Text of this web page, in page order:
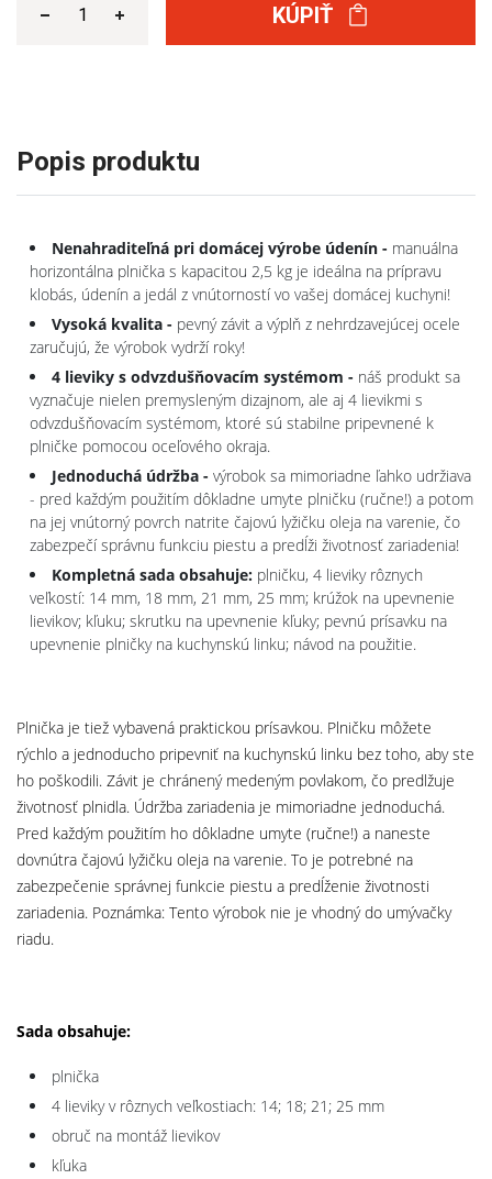
KÚPIŤ
Popis produktu
Nenahraditeľná pri domácej výrobe údenín - manuálna
horizontálna plnička s kapacitou 2,5 kg je ideálna na prípravu
klobás, údenín a jedál z vnútorností vo vašej domácej kuchyni!
Vysoká kvalita - pevný závit a výplň z nehrdzavejúcej ocele
zaručujú, že výrobok vydrží roky!
4 lieviky s odvzdušňovacím systémom - náš produkt sa
vyznačuje nielen premysleným dizajnom, ale aj 4 lievikmi s
odvzdušňovacím systémom, ktoré sú stabilne pripevnené k
plničke pomocou oceľového okraja.
Jednoduchá údržba - výrobok sa mimoriadne ľahko udržiava
- pred každým použitím dôkladne umyte plničku (ručne!) a potom
na jej vnútorný povrch natrite čajovú lyžičku oleja na varenie, čo
zabezpečí správnu funkciu piestu a predĺži životnosť zariadenia!
Kompletná sada obsahuje: plničku, 4 lieviky rôznych
veľkostí: 14 mm, 18 mm, 21 mm, 25 mm; krúžok na upevnenie
lievikov; kľuku; skrutku na upevnenie kľuky; pevnú prísavku na
upevnenie plničky na kuchynskú linku; návod na použitie.
Plnička je tiež vybavená praktickou prísavkou. Plničku môžete
rýchlo a jednoducho pripevniť na kuchynskú linku bez toho, aby ste
ho poškodili. Závit je chránený medeným povlakom, čo predlžuje
životnosť plnidla. Údržba zariadenia je mimoriadne jednoduchá.
Pred každým použitím ho dôkladne umyte (ručne!) a naneste
dovnútra čajovú lyžičku oleja na varenie. To je potrebné na
zabezpečenie správnej funkcie piestu a predĺženie životnosti
zariadenia. Poznámka: Tento výrobok nie je vhodný do umývačky
riadu.
Sada obsahuje:
plnička
4 lieviky v rôznych veľkostiach: 14; 18; 21; 25 mm
obruč na montáž lievikov
kľuka